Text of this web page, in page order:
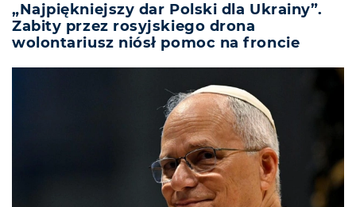
„Najpiękniejszy dar Polski dla Ukrainy”.
Zabity przez rosyjskiego drona
wolontariusz niósł pomoc na froncie